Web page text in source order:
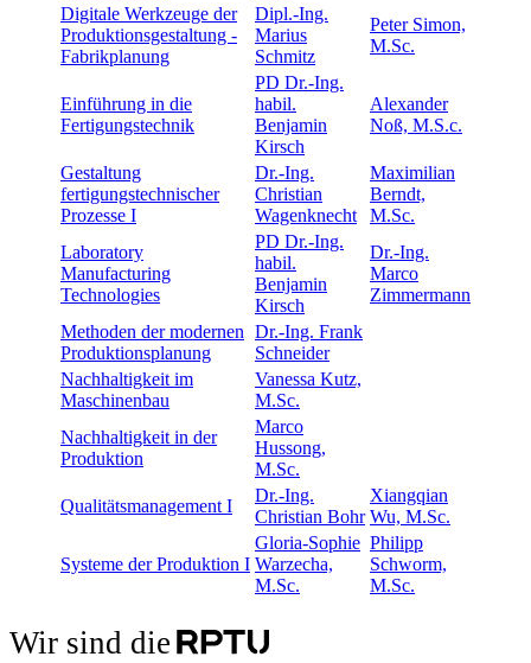
Digitale Werkzeuge der
Produktionsgestaltung -
Fabrikplanung
Dipl.-Ing.
Marius
Schmitz
Peter Simon,
M.Sc.
Einführung in die
Fertigungstechnik
PD Dr.-Ing.
habil.
Benjamin
Kirsch
Alexander
Noß, M.S.c.
Gestaltung
fertigungstechnischer
Prozesse I
Dr.-Ing.
Christian
Wagenknecht
Maximilian
Berndt,
M.Sc.
Laboratory
Manufacturing
Technologies
PD Dr.-Ing.
habil.
Benjamin
Kirsch
Dr.-Ing.
Marco
Zimmermann
Methoden der modernen
Produktionsplanung
Dr.-Ing. Frank
Schneider
Nachhaltigkeit im
Maschinenbau
Vanessa Kutz,
M.Sc.
Nachhaltigkeit in der
Produktion
Marco
Hussong,
M.Sc.
Qualitätsmanagement I
Dr.-Ing.
Christian Bohr
Xiangqian
Wu, M.Sc.
Systeme der Produktion I
Gloria-Sophie
Warzecha,
M.Sc.
Philipp
Schworm,
M.Sc.
Wir sind die